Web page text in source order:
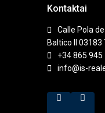
Kontaktai
Calle Pola
Baltico II 03183
+34 865 945
info@is-